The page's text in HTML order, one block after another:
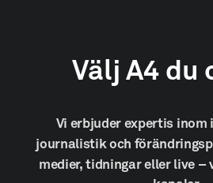
Välj A4 du
Vi erbjuder expertis inom
journalistik och
medier, tidningar eller live –